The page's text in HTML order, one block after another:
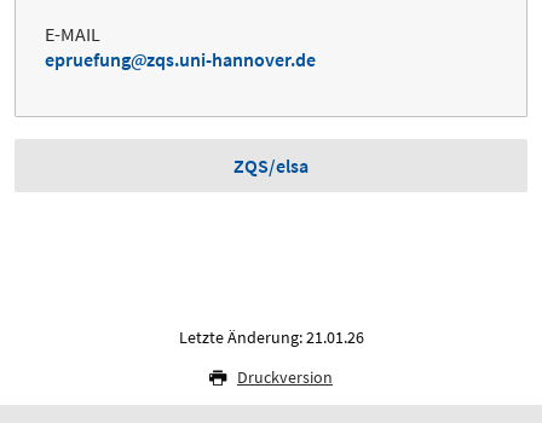
E-MAIL
epruefung
zqs.uni-hannover.de
ZQS/elsa
Letzte Änderung: 21.01.26
Druckversion